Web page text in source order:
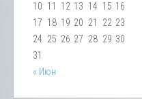
« Июн
10 11 12 13 14 15 16
17 18 19 20 21 22 23
24 25 26 27 28 29 30
31